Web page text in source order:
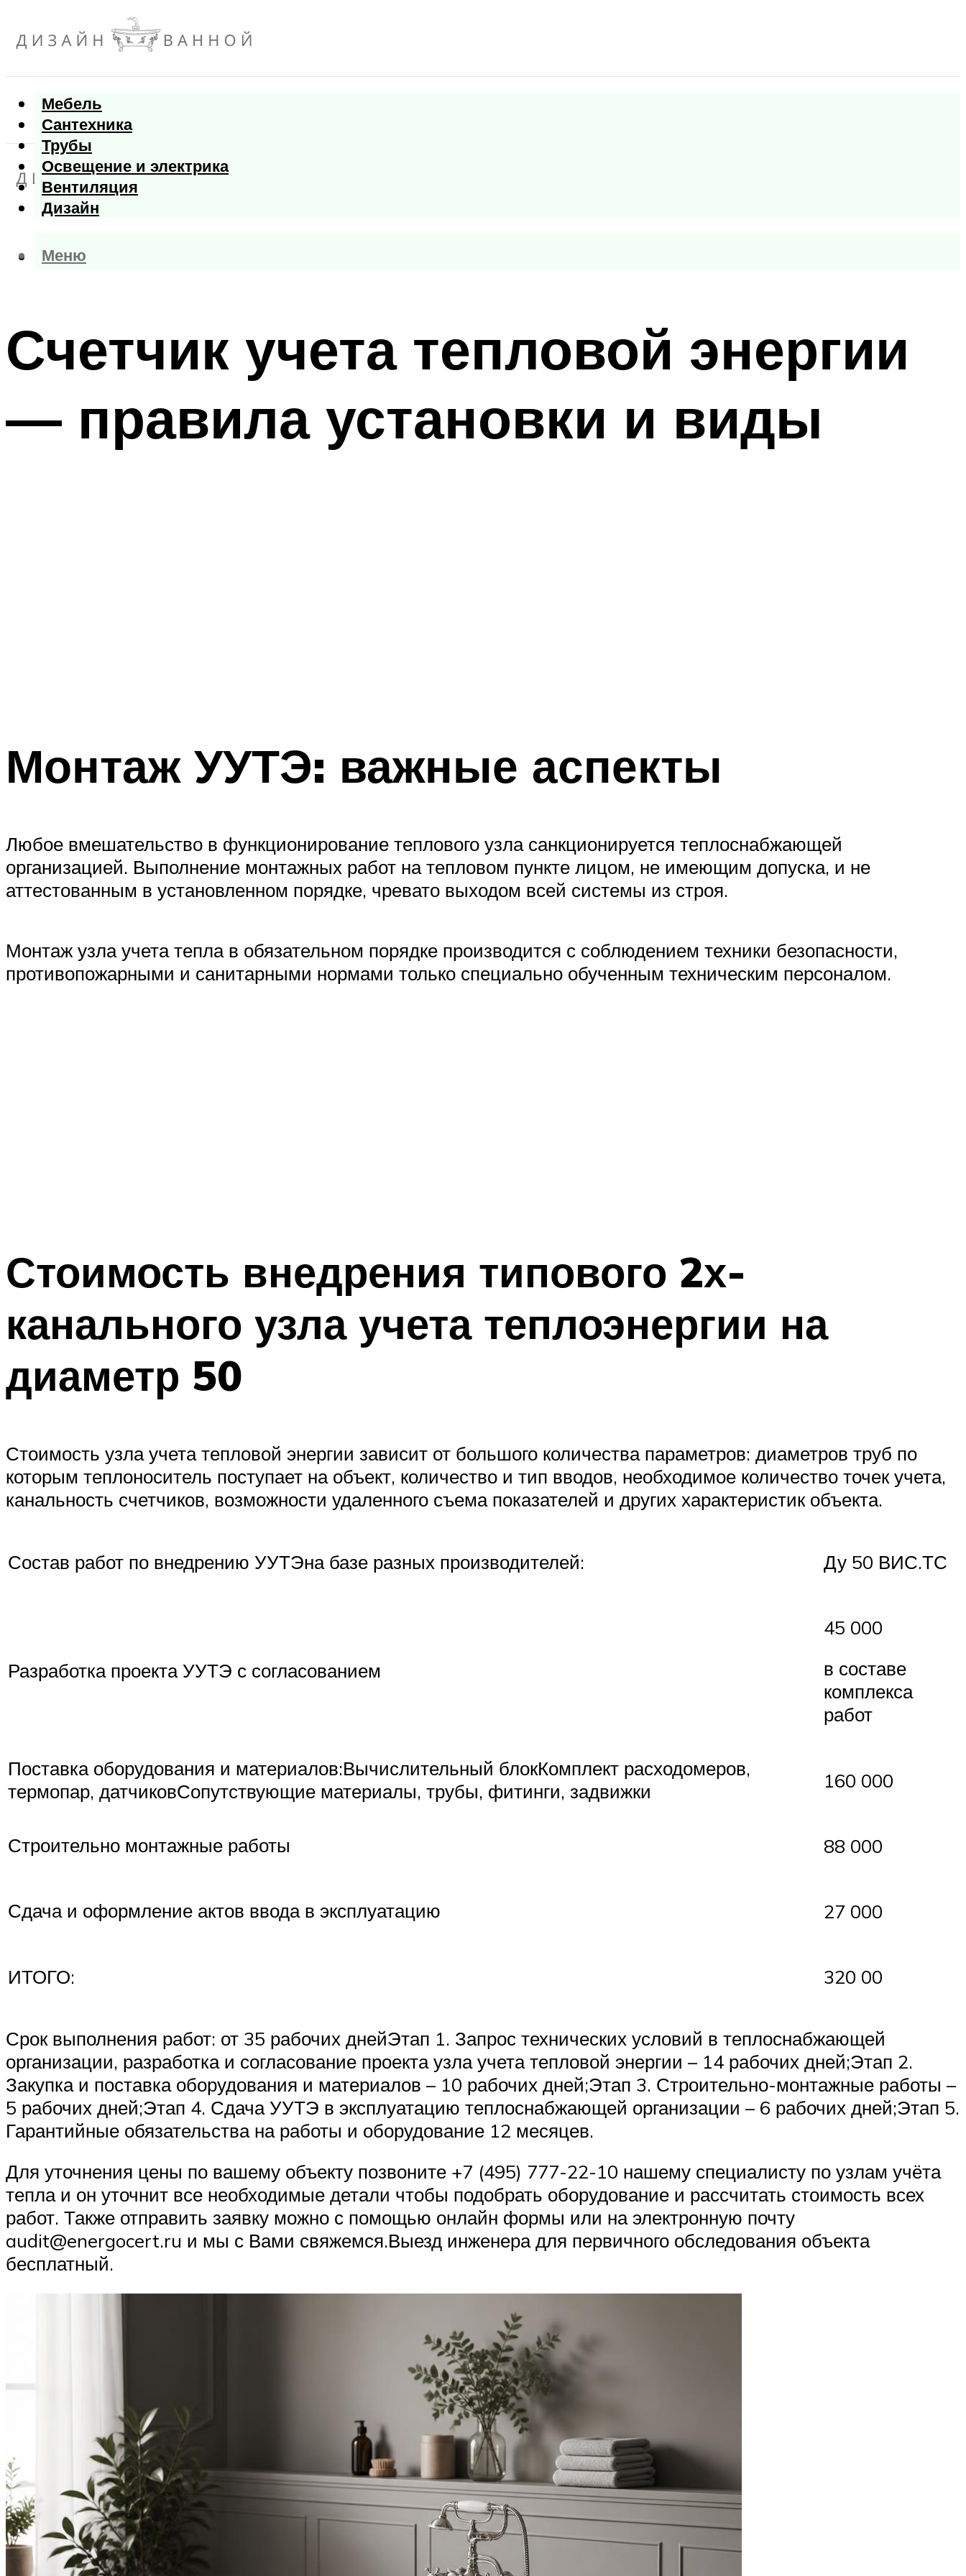
Мебель
Сантехника
Трубы
Освещение и электрика
Вентиляция
Дизайн
Меню
Меню
Счетчик учета тепловой энергии
— правила установки и виды
Монтаж УУТЭ: важные аспекты
Любое вмешательство в функционирование теплового узла санкционируется теплоснабжающей
организацией. Выполнение монтажных работ на тепловом пункте лицом, не имеющим допуска, и не
аттестованным в установленном порядке, чревато выходом всей системы из строя.
Монтаж узла учета тепла в обязательном порядке производится с соблюдением техники безопасности,
противопожарными и санитарными нормами только специально обученным техническим персоналом.
Стоимость внедрения типового 2х-
канального узла учета теплоэнергии на
диаметр 50
Стоимость узла учета тепловой энергии зависит от большого количества параметров: диаметров труб по
которым теплоноситель поступает на объект, количество и тип вводов, необходимое количество точек учета,
канальность счетчиков, возможности удаленного съема показателей и других характеристик объекта.
Состав работ по внедрению УУТЭна базе разных производителей: Ду 50 ВИС.ТС
Разработка проекта УУТЭ с согласованием
45 000
в составе
комплекса
работ
Поставка оборудования и материалов:Вычислительный блокКомплект расходомеров,
термопар, датчиковСопутствующие материалы, трубы, фитинги, задвижки
160 000
Строительно монтажные работы 88 000
Сдача и оформление актов ввода в эксплуатацию 27 000
ИТОГО: 320 00
Срок выполнения работ: от 35 рабочих днейЭтап 1. Запрос технических условий в теплоснабжающей
организации, разработка и согласование проекта узла учета тепловой энергии – 14 рабочих дней;Этап 2.
Закупка и поставка оборудования и материалов – 10 рабочих дней;Этап 3. Строительно-монтажные работы –
5 рабочих дней;Этап 4. Сдача УУТЭ в эксплуатацию теплоснабжающей организации – 6 рабочих дней;Этап 5.
Гарантийные обязательства на работы и оборудование 12 месяцев.
Для уточнения цены по вашему объекту позвоните +7 (495) 777-22-10 нашему специалисту по узлам учёта
тепла и он уточнит все необходимые детали чтобы подобрать оборудование и рассчитать стоимость всех
работ. Также отправить заявку можно с помощью онлайн формы или на электронную почту
audit@energocert.ru и мы с Вами свяжемся.Выезд инженера для первичного обследования объекта
бесплатный.